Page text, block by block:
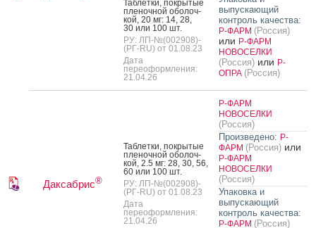
Таб­летки, пок­ры­тые
пле­ноч­ной обо­лоч­
кой, 20 мг: 14, 28,
30 или 100 шт.
РУ: ЛП-№(002908)-
(РГ-RU) от 01.08.23
Дата
переоформления:
21.04.26
выпускающий
контроль качества:
Р-ФАРМ (Россия)
или Р-ФАРМ
НОВОСЕЛКИ
(Россия) или Р-
ОПРА (Россия)
Даксабрис®
Таб­летки, пок­ры­тые
пле­ноч­ной обо­лоч­
кой, 2.5 мг: 28, 30, 56,
60 или 100 шт.
РУ: ЛП-№(002908)-
(РГ-RU) от 01.08.23
Дата
переоформления:
21.04.26
Р-ФАРМ
НОВОСЕЛКИ
(Россия)
Произведено: Р-
ФАРМ (Россия) или
Р-ФАРМ
НОВОСЕЛКИ
(Россия)
Упаковка и
выпускающий
контроль качества:
Р-ФАРМ (Россия)